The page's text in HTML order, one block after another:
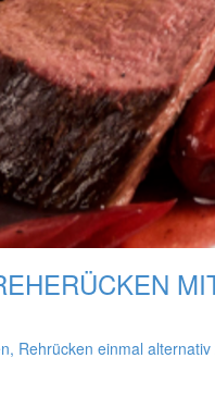
Rehrücken einmal